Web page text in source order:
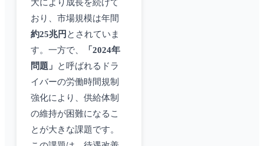
大により成長を続けて
おり、市場規模は年間
約25兆円 とされていま
す。一方で、
「2024年
問題」
と呼ばれるドラ
イバーの労働時間規制
強化により、供給体制
の維持が困難になるこ
とが大きな課題です。